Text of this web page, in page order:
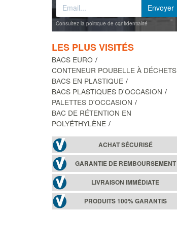
Consultez la politique de confidentialité
LES PLUS VISITÉS
BACS EURO
CONTENEUR POUBELLE À DÉCHETS
BACS EN PLASTIQUE
BACS PLASTIQUES D'OCCASION
PALETTES D'OCCASION
BAC DE RÉTENTION EN
POLYÉTHYLÈNE
ACHAT SÉCURISÉ
GARANTIE DE REMBOURSEMENT
LIVRAISON IMMÉDIATE
PRODUITS 100% GARANTIS